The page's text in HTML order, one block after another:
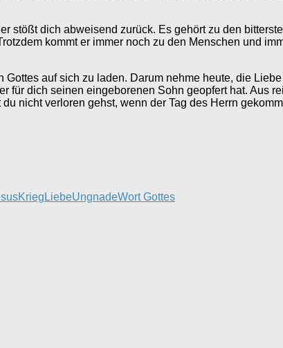
stößt dich abweisend zurück. Es gehört zu den
kommt er immer noch zu den Menschen und
auf sich zu laden. Darum nehme heute, die
für dich seinen eingeborenen Sohn geopfert hat. Aus
nicht verloren gehst, wenn der Tag des Herrn
Krieg LiebeUngnadeWort Gottes